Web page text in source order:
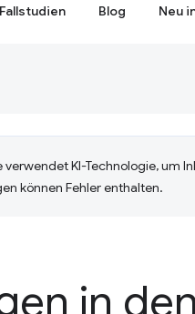
Fallstudien Blog Neu
verwendet KI-Technologie, um
können Fehler enthalten.
in